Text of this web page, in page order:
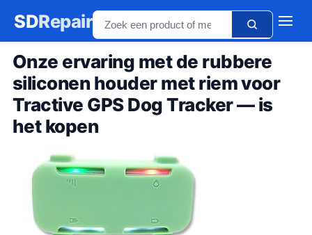
SDRepair
Onze ervaring met de rubbere
siliconen houder met riem voor
Tractive GPS Dog Tracker — is
het kopen